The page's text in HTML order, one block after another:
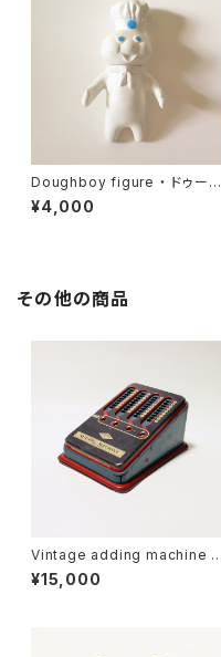
Doughboy figure ・ ドゥーボ
ーイ フィギア U.S.A
¥4,000
その他の商品
Vintage adding machine ・
ヴィンテージ ブリキ 加算機 U.
S.A
¥15,000